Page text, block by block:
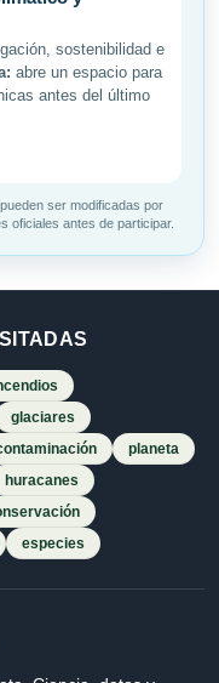
sostenibilidad e
abre un espacio para
antes del último
ser modificadas por
oficiales antes de participar.
glaciares
planeta
huracanes
especies